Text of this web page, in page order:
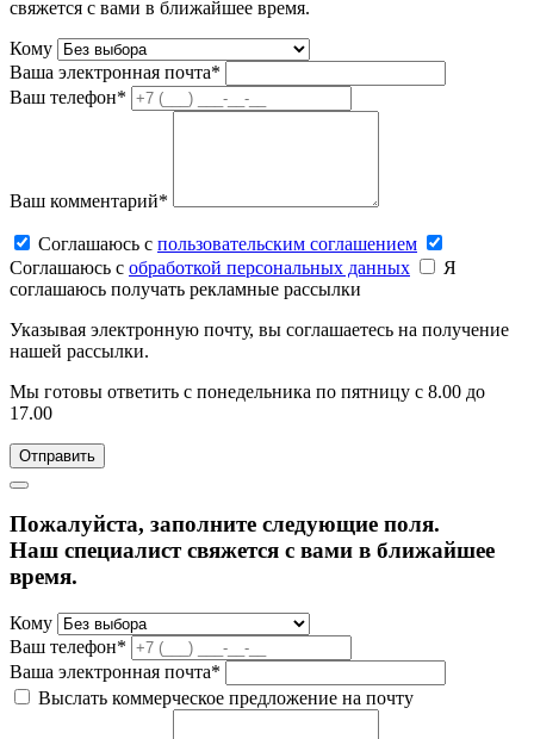
свяжется с вами в ближайшее время.
Кому
Ваша электронная почта*
Ваш телефон*
Ваш комментарий*
Соглашаюсь c пользовательским соглашением
Соглашаюсь c обработкой персональных данных
Я
соглашаюсь получать рекламные рассылки
Указывая электронную почту, вы соглашаетесь на получение
нашей рассылки.
Мы готовы ответить с понедельника по пятницу с 8.00 до
17.00
Пожалуйста, заполните следующие поля.
Наш специалист свяжется с вами в ближайшее
время.
Кому
Ваш телефон*
Ваша электронная почта*
Выслать коммерческое предложение на почту